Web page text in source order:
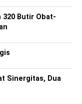
320 Butir Obat-
Sinergitas, Dua